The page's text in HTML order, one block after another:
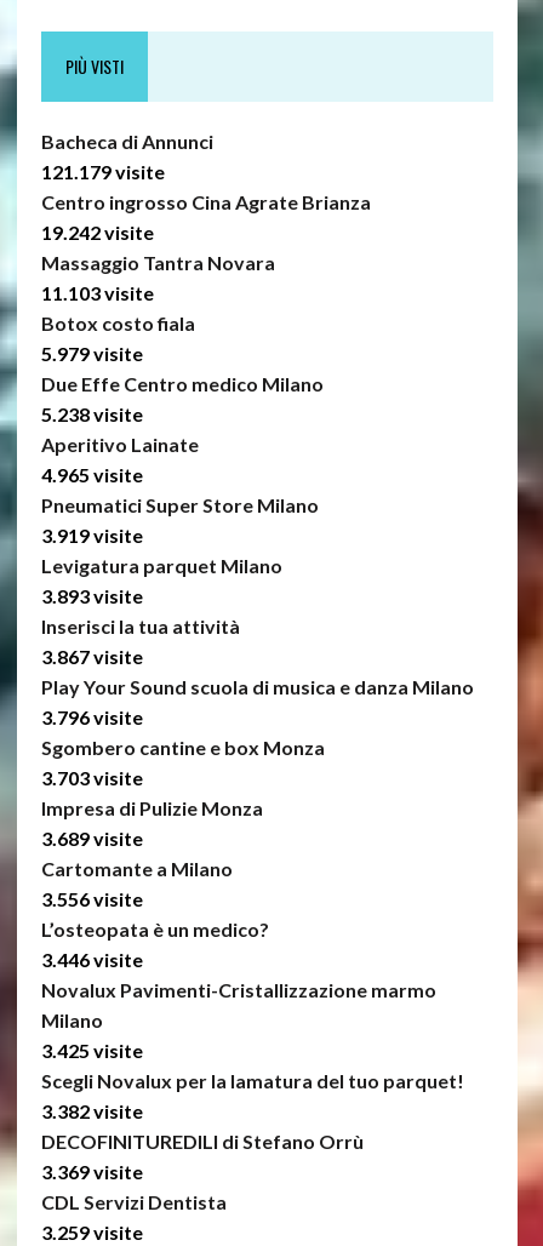
PIÙ VISTI
Bacheca di Annunci
121.179 visite
Centro ingrosso Cina Agrate Brianza
19.242 visite
Massaggio Tantra Novara
11.103 visite
Botox costo fiala
5.979 visite
Due Effe Centro medico Milano
5.238 visite
Aperitivo Lainate
4.965 visite
Pneumatici Super Store Milano
3.919 visite
Levigatura parquet Milano
3.893 visite
Inserisci la tua attività
3.867 visite
Play Your Sound scuola di musica e danza Milano
3.796 visite
Sgombero cantine e box Monza
3.703 visite
Impresa di Pulizie Monza
3.689 visite
Cartomante a Milano
3.556 visite
L’osteopata è un medico?
3.446 visite
Novalux Pavimenti-Cristallizzazione marmo
Milano
3.425 visite
Scegli Novalux per la lamatura del tuo parquet!
3.382 visite
DECOFINITUREDILI di Stefano Orrù
3.369 visite
CDL Servizi Dentista
3.259 visite